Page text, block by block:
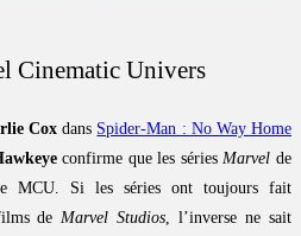
Cinematic Univers
Cox dans Spider-Man : No Way Home
confirme que les séries Marvel de
MCU. Si les séries ont toujours fait
de Marvel Studios , l’inverse ne sait